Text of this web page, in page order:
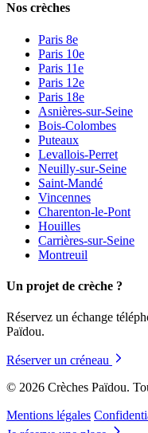
Nos crèches
Paris 8e
Paris 10e
Paris 11e
Paris 12e
Paris 18e
Asnières-sur-Seine
Bois-Colombes
Puteaux
Levallois-Perret
Neuilly-sur-Seine
Saint-Mandé
Vincennes
Charenton-le-Pont
Houilles
Carrières-sur-Seine
Montreuil
Un projet de crèche ?
Réservez un échange
Païdou.
Réserver un créneau
© 2026 Crèches Païdou.
Mentions légales